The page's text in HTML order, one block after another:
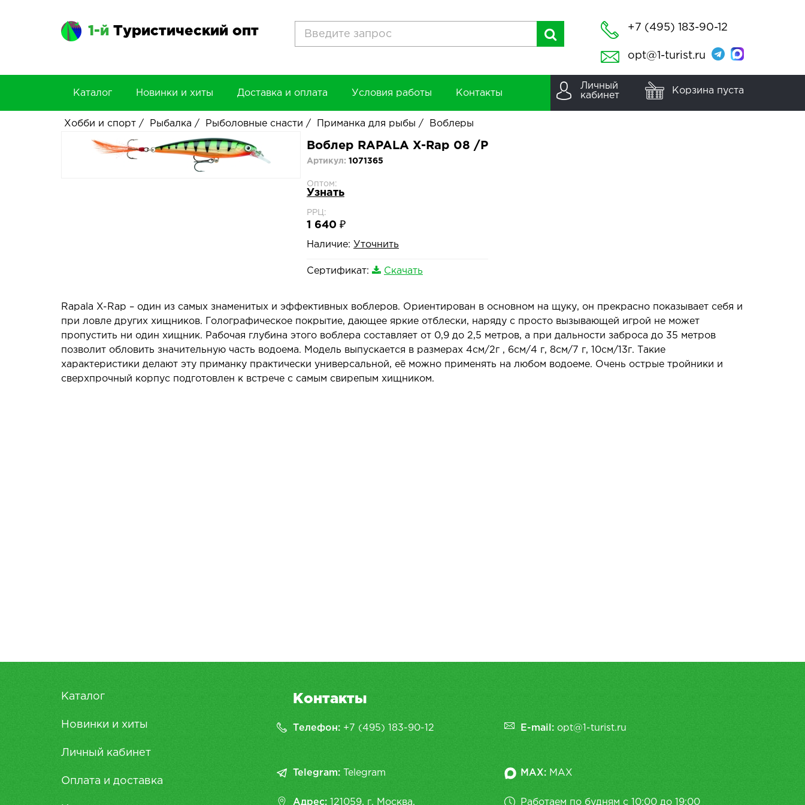
1-й Туристический опт +7 (495) 183-90-12
opt@1-turist.ru
Каталог Новинки и хиты Доставка и оплата Условия работы Контакты
Личный
кабинет
Корзина пуста
Хобби и спорт / Рыбалка / Рыболовные снасти / Приманка для рыбы / Воблеры
Воблер RAPALA X-Rap 08 /P
Артикул: 1071365
Оптом:
Узнать
РРЦ:
1 640 ₽
Наличие: Уточнить
Сертификат: Скачать
Rapala X-Rap – один из самых знаменитых и эффективных воблеров. Ориентирован в основном на щуку, он прекрасно показывает себя и
при ловле других хищников. Голографическое покрытие, дающее яркие отблески, наряду с просто вызывающей игрой не может
пропустить ни один хищник. Рабочая глубина этого воблера составляет от 0,9 до 2,5 метров, а при дальности заброса до 35 метров
позволит обловить значительную часть водоема. Модель выпускается в размерах 4см/2г , 6см/4 г, 8см/7 г, 10см/13г. Такие
характеристики делают эту приманку практически универсальной, её можно применять на любом водоеме. Очень острые тройники и
сверхпрочный корпус подготовлен к встрече с самым свирепым хищником.
Каталог
Новинки и хиты
Личный кабинет
Оплата и доставка
Контакты
Телефон: +7 (495) 183-90-12 E-mail: opt@1-turist.ru
Telegram: Telegram MAX: MAX
Адрес: 121059, г. Москва, Работаем по будням с 10:00 до 19:00